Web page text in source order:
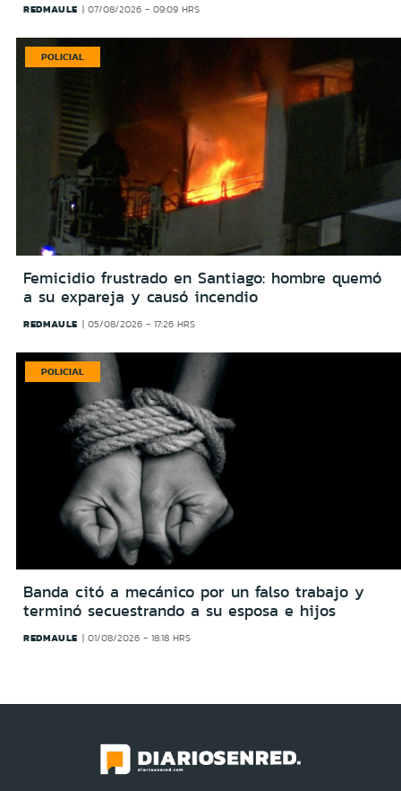
REDMAULE 07/08/2026 - 09:09 HRS
POLICIAL
Femicidio frustrado en Santiago: hombre quemó
a su expareja y causó incendio
REDMAULE 05/08/2026 - 17:26 HRS
POLICIAL
Banda citó a mecánico por un falso trabajo y
terminó secuestrando a su esposa e hijos
REDMAULE 01/08/2026 - 18:18 HRS